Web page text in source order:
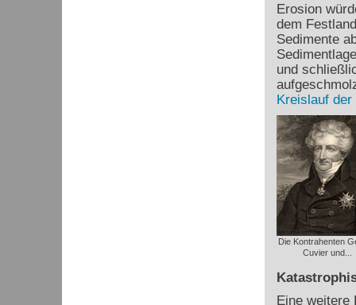
Erosion
dem
Sedimente
und
Kreislauf der
Die Kontrahenten
Cuvier und...
Eine weitere